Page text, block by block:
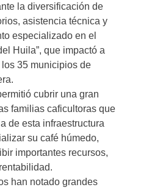
la diversificación de
asistencia técnica y
especializado en el
Huila”, que impactó a
35 municipios de
cubrir una gran
familias caficultoras que
de esta infraestructura
su café húmedo,
importantes recursos,
han notado grandes